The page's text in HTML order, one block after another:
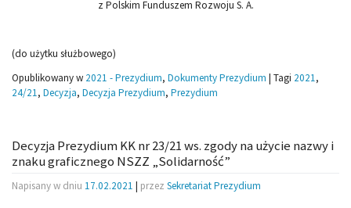
z Polskim Funduszem Rozwoju S. A.
(do użytku służbowego)
Opublikowany w 2021 - Prezydium, Dokumenty Prezydium | Tagi 2021,
24/21, Decyzja, Decyzja Prezydium, Prezydium
Decyzja Prezydium KK nr 23/21 ws. zgody na użycie nazwy i
znaku graficznego NSZZ „Solidarność”
Napisany w dniu 17.02.2021 | przez Sekretariat Prezydium